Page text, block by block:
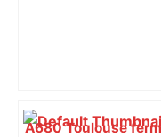
A680 Toulouse